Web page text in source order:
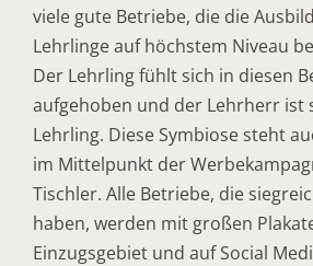
viele gute Betriebe, die die
Lehrlinge auf höchstem Niveau
Der Lehrling fühlt sich in diesen
aufgehoben und der Lehrherr ist
Lehrling. Diese Symbiose steht
im Mittelpunkt der
Tischler. Alle Betriebe, die
haben, werden mit großen
Einzugsgebiet und auf Social